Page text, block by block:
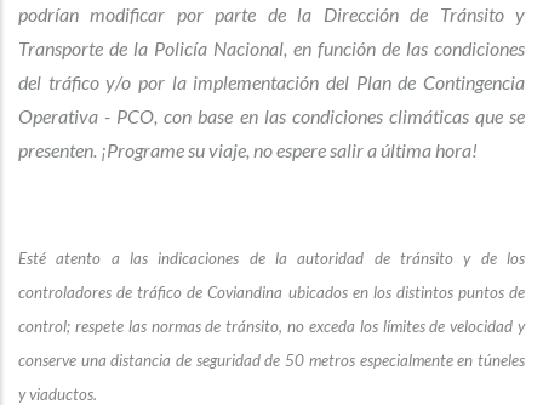
podrían modificar por parte de la Dirección de Tránsito y
Transporte de la Policía Nacional, en función de las condiciones
del tráfico y/o por la implementación del Plan de Contingencia
Operativa - PCO, con base en las condiciones climáticas que se
presenten. ¡Programe su viaje, no espere salir a última hora!
Esté atento a las indicaciones de la autoridad de tránsito y de los
controladores de tráfico de Coviandina ubicados en los distintos puntos de
control; respete las normas de tránsito, no exceda los límites de velocidad y
conserve una distancia de seguridad de 50 metros especialmente en túneles
y viaductos.